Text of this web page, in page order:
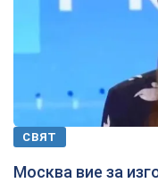
СВЯТ
Москва вие за